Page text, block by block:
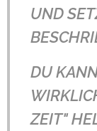
UND
DU
ZEIT"